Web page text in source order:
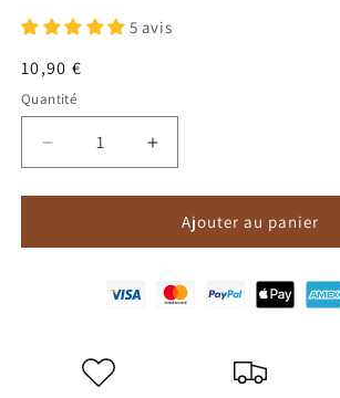
5 avis
Prix
habituel
10,90 €
Quantité
Réduire
la
quantité
Patron
couture
jupe
Louise
Augmenter
la
quantité
Patron
couture
Ajouter au panier